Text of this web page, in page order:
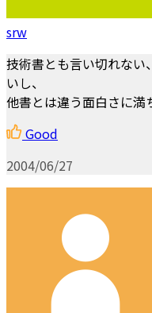
srw
技術書とも言い切れない
いし、
他書とは違う面白さに満
Good
2004/06/27